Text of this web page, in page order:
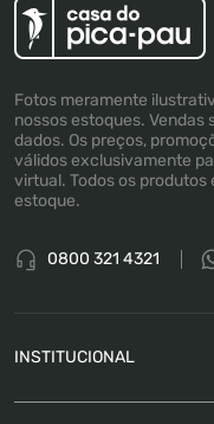
Fotos meramente
nossos estoques. Vendas
dados. Os preços,
válidos exclusivamente
virtual. Todos os produtos
estoque.
0800 321 4321
INSTITUCIONAL